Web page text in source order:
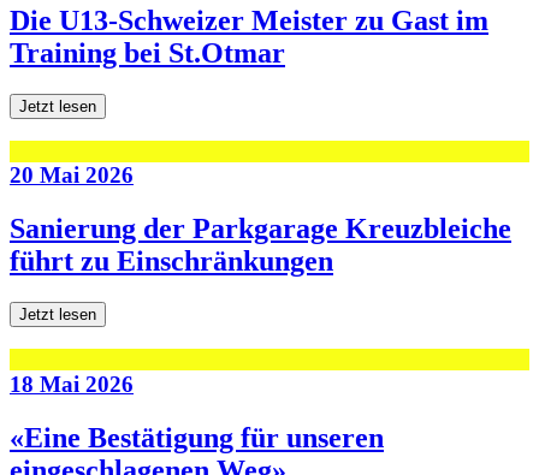
Die U13-Schweizer Meister zu Gast im
Training bei St.Otmar
Jetzt lesen
20 Mai 2026
Sanierung der Parkgarage Kreuzbleiche
führt zu Einschränkungen
Jetzt lesen
18 Mai 2026
«Eine Bestätigung für unseren